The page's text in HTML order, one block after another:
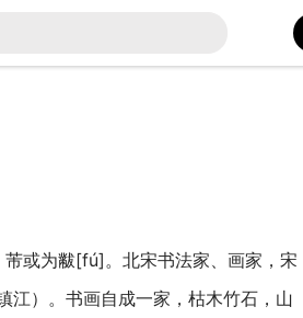
或为黻[fú]。北宋书法家、画家，宋
江）。书画自成一家，枯木竹石，山